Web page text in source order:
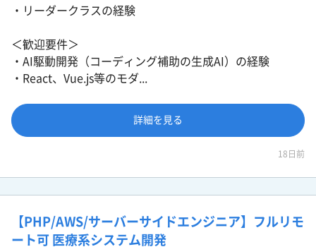
・リーダークラスの経験
＜歓迎要件＞
・AI駆動開発（コーディング補助の生成AI）の経験
・React、Vue.js等のモダ...
詳細を見る
18日前
【PHP/AWS/サーバーサイドエンジニア】フルリモ
ート可 医療系システム開発